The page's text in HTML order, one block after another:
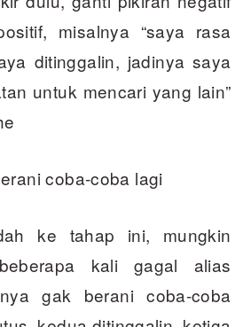
misalnya “saya rasa
ditinggalin, jadinya saya
untuk mencari yang lain”
coba-coba lagi
ke tahap ini, mungkin
kali gagal alias
gak berani coba-coba